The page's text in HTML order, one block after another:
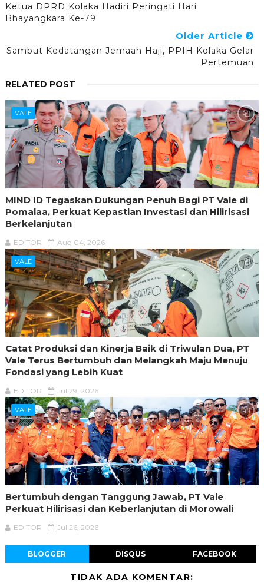
Ketua DPRD Kolaka Hadiri Peringati Hari
Bhayangkara Ke-79
Older Article
Sambut Kedatangan Jemaah Haji, PPIH Kolaka Gelar
Pertemuan
RELATED POST
VALE
MIND ID Tegaskan Dukungan Penuh Bagi PT Vale di
Pomalaa, Perkuat Kepastian Investasi dan Hilirisasi
Berkelanjutan
EDITOR Aug 04, 2026
VALE
Catat Produksi dan Kinerja Baik di Triwulan Dua, PT
Vale Terus Bertumbuh dan Melangkah Maju Menuju
Fondasi yang Lebih Kuat
EDITOR Jul 29, 2026
VALE
Bertumbuh dengan Tanggung Jawab, PT Vale
Perkuat Hilirisasi dan Keberlanjutan di Morowali
EDITOR Jul 26, 2026
BLOGGER DISQUS FACEBOOK
TIDAK ADA KOMENTAR: